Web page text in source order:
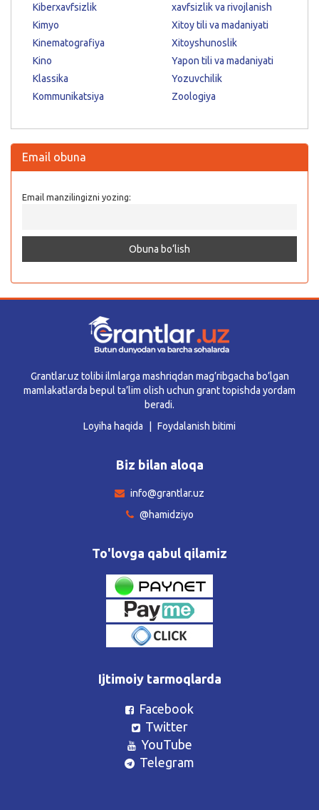
Kiberxavfsizlik
Kimyo
Kinematografiya
Kino
Klassika
Kommunikatsiya
xavfsizlik va rivojlanish
Xitoy tili va madaniyati
Xitoyshunoslik
Yapon tili va madaniyati
Yozuvchilik
Zoologiya
Email obuna
Email manzilingizni yozing:
Grantlar.uz tolibi ilmlarga mashriqdan mag’ribgacha bo’lgan
mamlakatlarda bepul ta’lim olish uchun grant topishda yordam
beradi.
Loyiha haqida
Foydalanish bitimi
Biz bilan aloqa
info@grantlar.uz
@hamidziyo
To'lovga qabul qilamiz
Ijtimoiy tarmoqlarda
Facebook
Twitter
YouTube
Telegram